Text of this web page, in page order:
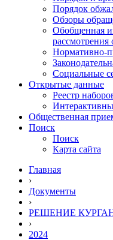
Порядок
Обзоры
Обобщенная
Нормативно-
Социальные
Открытые данные
Реестр
Общественная
Поиск
Поиск
Карта сайта
Главная
›
Документы
›
РЕШЕНИЕ
›
2024